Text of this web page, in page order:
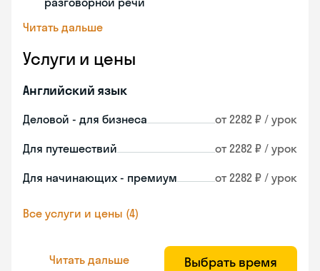
Читать дальше
Услуги и цены
Английский язык
Деловой - для бизнеса от 2282 ₽ / урок
Для путешествий от 2282 ₽ / урок
Для начинающих - премиум от 2282 ₽ / урок
Все услуги и цены (4)
Читать дальше Выбрать время